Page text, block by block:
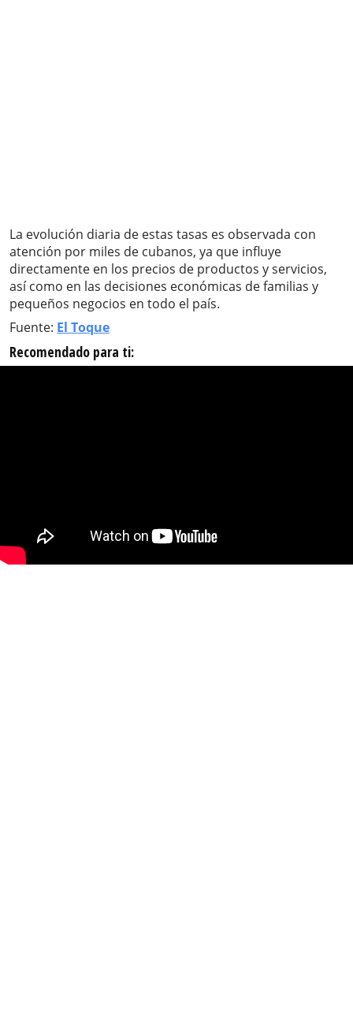
La evolución diaria de estas tasas es observada con
atención por miles de cubanos, ya que influye
directamente en los precios de productos y servicios,
así como en las decisiones económicas de familias y
pequeños negocios en todo el país.
Fuente: El Toque
Recomendado para ti: